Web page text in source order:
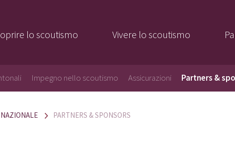
lo scoutismo Vivere lo scoutismo
Impegno nello scoutismo Assicurazioni Partners &
PARTNERS & SPONSORS